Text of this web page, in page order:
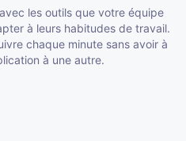
les outils que votre équipe
à leurs habitudes de travail.
chaque minute sans avoir à
à une autre.